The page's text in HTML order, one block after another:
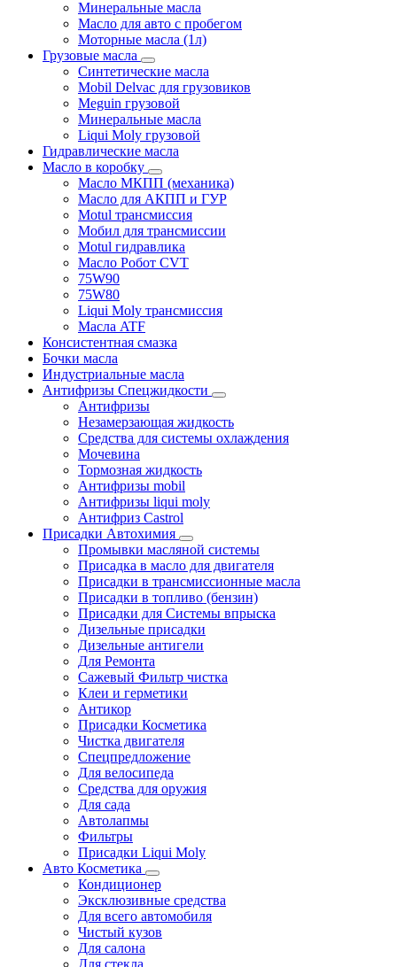
Минеральные масла
Масло для авто с пробегом
Моторные масла (1л)
Грузовые масла
Синтетические масла
Mobil Delvac для грузовиков
Meguin грузовой
Минеральные масла
Liqui Moly грузовой
Гидравлические масла
Масло в коробку
Масло МКПП (механика)
Масло для АКПП и ГУР
Motul трансмиссия
Мобил для трансмиссии
Motul гидравлика
Масло Робот CVT
75W90
75W80
Liqui Moly трансмиссия
Масла ATF
Консистентная смазка
Бочки масла
Индустриальные масла
Антифризы Спецжидкости
Антифризы
Незамерзающая жидкость
Средства для системы охлаждения
Мочевина
Тормозная жидкость
Антифризы mobil
Антифризы liqui moly
Антифриз Castrol
Присадки Автохимия
Промывки масляной системы
Присадка в масло для двигателя
Присадки в трансмиссионные масла
Присадки в топливо (бензин)
Присадки для Системы впрыска
Дизельные присадки
Дизельные антигели
Для Ремонта
Сажевый Фильтр чистка
Клеи и герметики
Антикор
Присадки Косметика
Чистка двигателя
Спецпредложение
Для велосипеда
Средства для оружия
Для сада
Автолапмы
Фильтры
Присадки Liqui Moly
Авто Косметика
Кондиционер
Эксклюзивные средства
Для всего автомобиля
Чистый кузов
Для салона
Для стекла